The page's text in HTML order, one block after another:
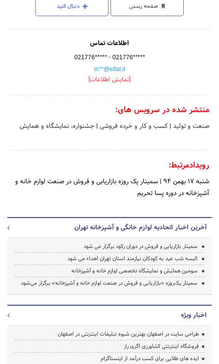
صفحه رسمی دنبال کنید
اطلاعات تماس
021776***** - 021776*****
in**@elfat.ir
[نمایش اطلاعات]
منتشر شده در سرویس های:
صنعت و تولید | کسب و کار و خرده فروشی | جشنواره، نمایشگاه و همایش
رویدادمرتبط:
شنبه 17 بهمن 94 | سمینار یک روزه بازاریابی و فروش در صنعت لوازم خانه و
آشپزخانه در دوره پسا تحریم
آخرین اخبار اتحادیه لوازم خانگی و آشپزخانه تهران
سمینار بازاریابی و فروش در دوران رکود برگزار می شود
البسه شب عید به کودکان نیازمند استان تهران اهداء می شود
سومین همایش و نمایشگاه تخصصی لوازم خانه و آشپزخانه
سمینار یک‌روزه «بازاریابی و فروش در صنعت لوازم خانه و آشپزخانه» برگزار می‌شود
اخبار ویژه
طراحی سایت در اصفهان بهترین شیوه تبلیغات اینترنتی در اصفهان
فروشگاه اینترنتی کشاورزی اگری راز
ایده های طلایی برای کسب درآمد از اینستاگرام